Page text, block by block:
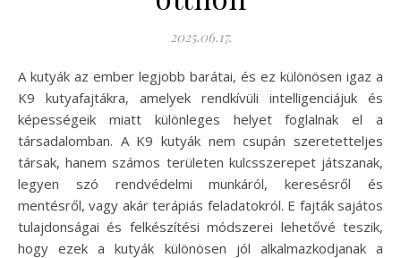
2025.06.17.
A kutyák az ember legjobb barátai, és ez különösen igaz a
K9 kutyafajtákra, amelyek rendkívüli intelligenciájuk és
képességeik miatt különleges helyet foglalnak el a
társadalomban. A K9 kutyák nem csupán szeretetteljes
társak, hanem számos területen kulcsszerepet játszanak,
legyen szó rendvédelmi munkáról, keresésről és
mentésről, vagy akár terápiás feladatokról. E fajták sajátos
tulajdonságai és felkészítési módszerei lehetővé teszik,
hogy ezek a kutyák különösen jól alkalmazkodjanak a